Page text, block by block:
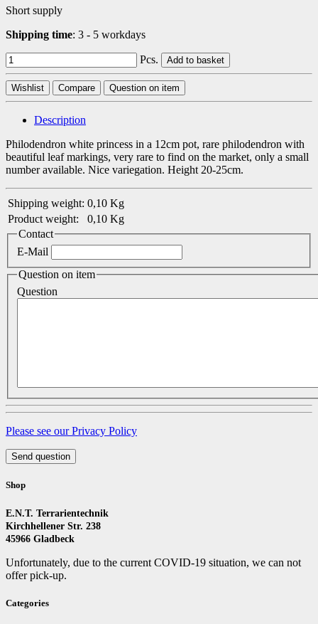
Short supply
Shipping time: 3 - 5 workdays
Pcs. Add to basket
Wishlist Compare Question on item
Description
Philodendron white princess in a 12cm pot, rare philodendron with
beautiful leaf markings, very rare to find on the market, only a small
number available. Nice variegation. Height 20-25cm.
Shipping weight: 0,10 Kg
Product weight:
0,10 Kg
Contact
E-Mail
Question on item
Question
Please see our Privacy Policy
Send question
Shop
E.N.T. Terrarientechnik
Kirchhellener Str. 238
45966 Gladbeck
Unfortunately, due to the current COVID-19 situation, we can not
offer pick-up.
Categories